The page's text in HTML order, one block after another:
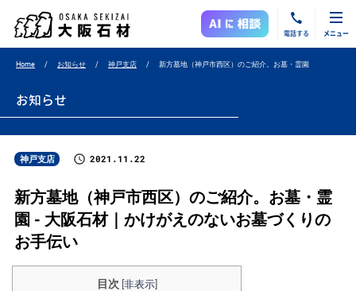
電話する メニュー
Home お知らせ 神戸支店 新方墓地（神戸市西区）のご紹介。お墓・霊園
お知らせ
神戸支店 2021.11.22
新方墓地（神戸市西区）のご紹介。お墓・霊
園 - 大阪石材｜かけがえのないお墓づくりの
お手伝い
目次 非表示]